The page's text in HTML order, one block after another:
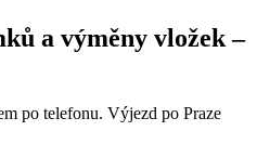
a výměny vložek –
po telefonu. Výjezd po Praze